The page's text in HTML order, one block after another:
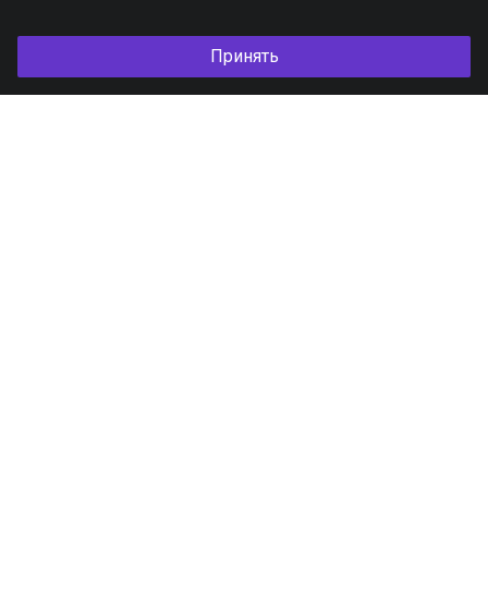
Принять